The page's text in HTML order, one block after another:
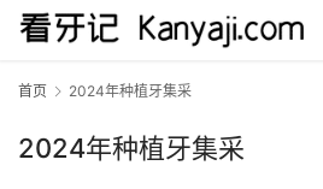
首页 2024年种植牙集采
2024年种植牙集采